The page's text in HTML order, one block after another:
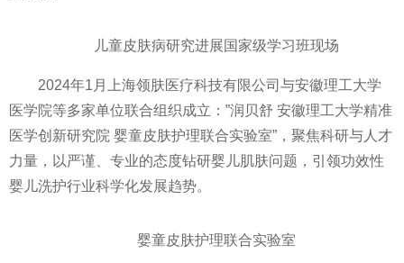
儿童皮肤病研究进展国家级学习班现场
2024年1月上海领肤医疗科技有限公司与安徽理工大学
医学院等多家单位联合组织成立：”润贝舒 安徽理工大学精准
医学创新研究院 婴童皮肤护理联合实验室”，聚焦科研与人才
力量，以严谨、专业的态度钻研婴儿肌肤问题，引领功效性
婴儿洗护行业科学化发展趋势。
婴童皮肤护理联合实验室